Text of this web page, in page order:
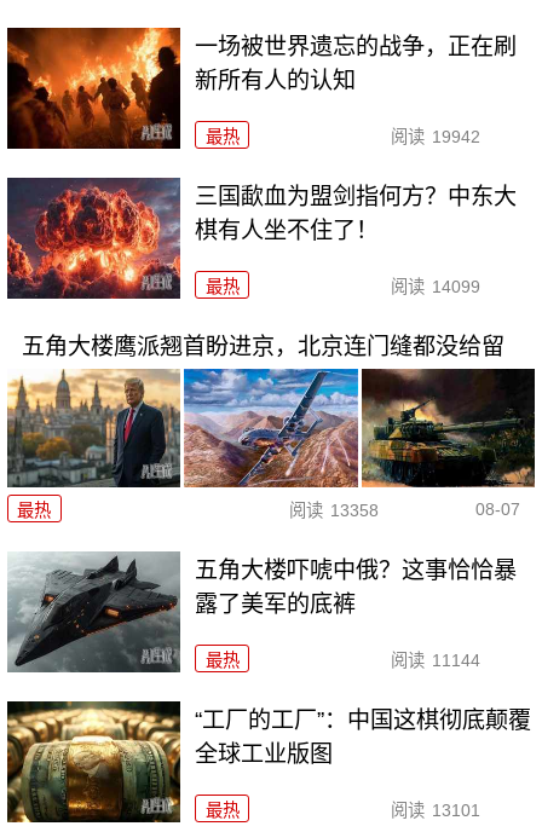
一场被世界遗忘的战争，正在刷
新所有人的认知
最热 阅读 19942
三国歃血为盟剑指何方？中东大
棋有人坐不住了！
最热 阅读 14099
五角大楼鹰派翘首盼进京，北京连门缝都没给留
最热 阅读 13358 08-07
五角大楼吓唬中俄？这事恰恰暴
露了美军的底裤
最热 阅读 11144
“工厂的工厂”：中国这棋彻底颠覆
全球工业版图
最热 阅读 13101